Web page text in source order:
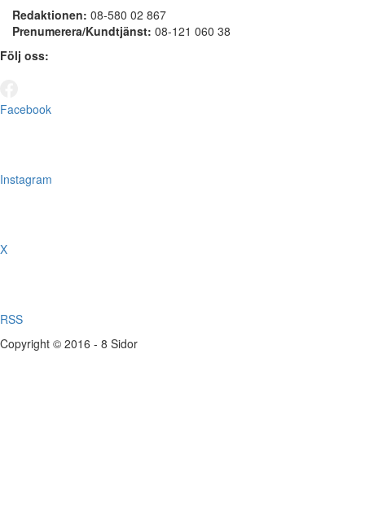
Redaktionen: 08-580 02 867
Prenumerera/Kundtjänst: 08-121 060 38
Följ oss:
Facebook
Instagram
X
RSS
Copyright © 2016 - 8 Sidor